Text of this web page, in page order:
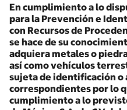
En cumplimiento a lo
para la Prevención e
con Recursos de
se hace de su
adquiera metales o
así como vehículos
sujeta de identificación o
correspondientes por lo
cumplimiento a lo